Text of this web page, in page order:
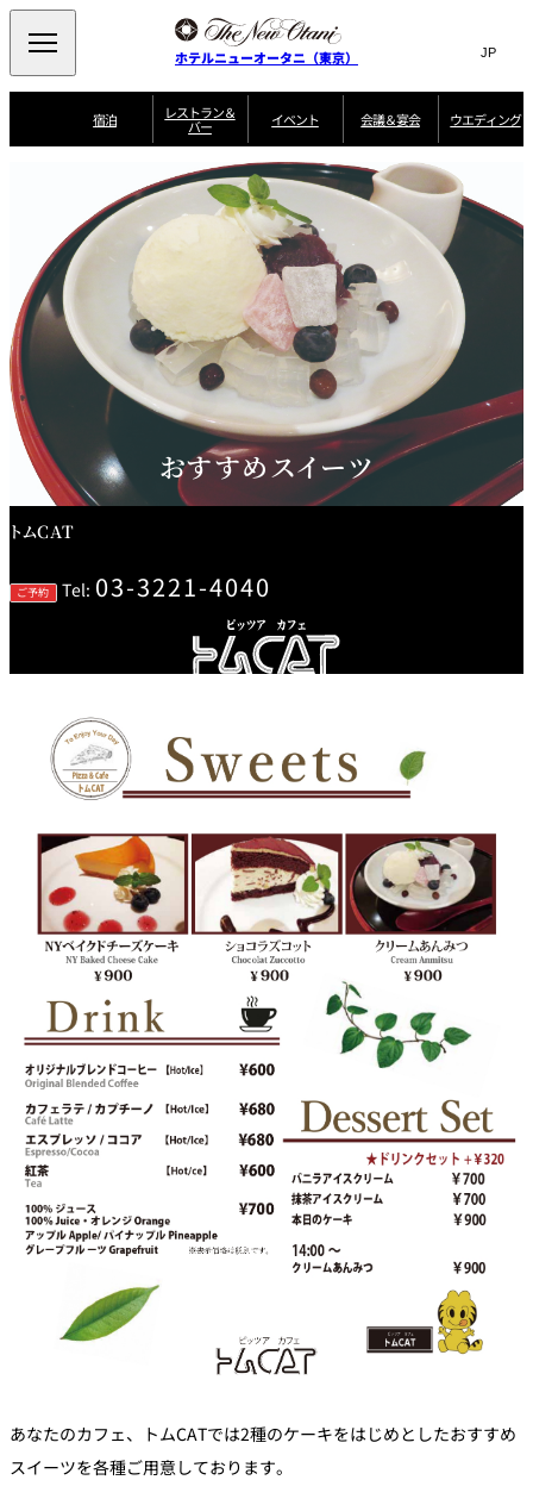
ホテルニューオータニ（東京） Search
サ
ト
内
索
閉
言
切
替
え
ュ
ー
JP(日本語)
EN
Select Language▼
宿泊
ザ・メイン
ニューオータニ・
ガーデンタワー スイートのご案内
客室一覧 宿泊プラン一覧 サービスガイド ルームサービス
ルニューオー
サービスア
ートメント 朝食のご案内
宿泊者限定
ディナ ーご優待
のご案内
誕生日や記念日の
お祝いに
レストラン＆
バー
レス
トラ
ン＆
ソムリエ 個室のご案内
ご家族で楽し
む小個室
ビュッフェ
VIEW & DINING
THE SKY
タワーレスト
ラン
ガーデンラウ
ンジ
トレーダーヴ
ィックス 東京
スイーツ
SATSUKI
ピエール・エ
ルメ・パリ
西洋料理
大観苑＜
TAIKAN EN＞
鉄板焼/ステーキ
リブルーム
石心亭＜
SEKISHIN-TEI＞
清泉亭＜
SEISEN-TEI＞ もみじ亭
日本料理
千羽鶴＜
SENBAZURU＞
KATO'S DINING
& BAR
麺処
紀尾井 なだ万
なだ万本店 山
茶花荘＜
SAZANKA-SO 天婦羅 ほり川
紀尾井町 藍泉
＜RANSEN＞
岡半＜
OKAHAN＞
久兵衛（ザ・
メイン）＜
KYUBEY＞
久兵衛（ガー
デンタワー）
＜KYUBEY＞
つきじ鈴富＜
SUZUTOMI＞ ふみぜん
カフェ・ラウンジ
SATSUKI ペシャワール
バー
イベント 会議＆宴会
会
議
＆
宴
宴会場一覧 プラン一覧 MICE
宴会ご予約・お問
合せフォーム
ウエディング
ウ
エ
デ
ィ
ン
グ
ウエディングスタ
イル コンセ
ムービー
ホテルへのアクセ
ス
おすすめスイーツ
トムCAT
ご予約 Tel: 03-3221-4040
あなたのカフェ、トムCATでは2種のケーキをはじめとしたおすすめ
スイーツを各種ご用意しております。